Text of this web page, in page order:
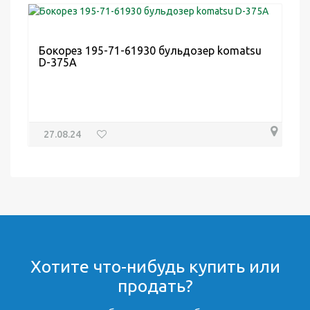
Бокорез 195-71-61930 бульдозер komatsu
D-375A
27.08.24
Хотите что-нибудь купить или
продать?